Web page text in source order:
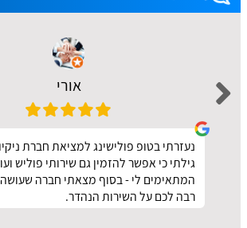
אורי
נעזרתי בטופ פולישינג למציאת חברת
גילתי כי אפשר להזמין גם שירותי פוליש
המתאימים לי - בסוף מצאתי חברה
רבה לכם על השירות הנהדר.